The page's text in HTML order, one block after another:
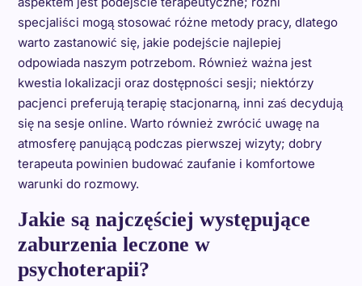
specjaliści mogą stosować różne metody pracy, dlatego
warto zastanowić się, jakie podejście najlepiej
odpowiada naszym potrzebom. Również ważna jest
kwestia lokalizacji oraz dostępności sesji; niektórzy
pacjenci preferują terapię stacjonarną, inni zaś decydują
się na sesje online. Warto również zwrócić uwagę na
atmosferę panującą podczas pierwszej wizyty; dobry
terapeuta powinien budować zaufanie i komfortowe
warunki do rozmowy.
Jakie są najczęściej występujące
zaburzenia leczone w
psychoterapii?